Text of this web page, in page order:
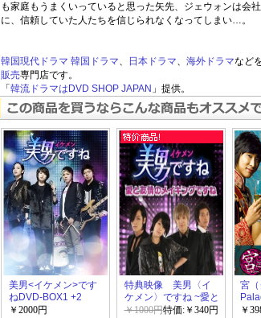
も家庭もうまくいっていると思った矢先、ジェウォンは会
に、信頼していた人たちを信じられなくなってしまい…。
韓国現代ドラマ 韓国ドラマ、 日本ドラマ、 海外ドラマなど
販売専門店です。
「 韓流ドラマはDVD SHOP JAPAN 」提供。
美男<イケメン>です
ねDVD-BOX1 +2
￥2000円
特典映像 美男〈イ
ケメン〉ですね ~愛と
友情のメイキングで
￥1000円特価:￥340円
宮
￥